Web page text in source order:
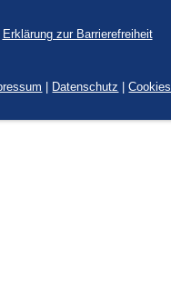
Erklärung zur Barrierefreiheit
Datenschutz |Cookies